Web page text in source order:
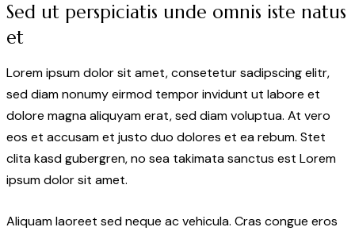
Sed ut perspiciatis unde omnis iste natus
et
Lorem ipsum dolor sit amet, consetetur sadipscing elitr,
sed diam nonumy eirmod tempor invidunt ut labore et
dolore magna aliquyam erat, sed diam voluptua. At vero
eos et accusam et justo duo dolores et ea rebum. Stet
clita kasd gubergren, no sea takimata sanctus est Lorem
ipsum dolor sit amet.
Aliquam laoreet sed neque ac vehicula. Cras congue eros